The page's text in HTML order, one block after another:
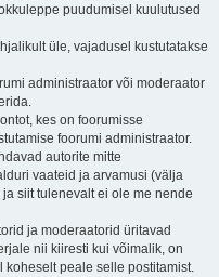
puudumisel kuulutused
üle, vajadusel kustutatakse
administraator või moderaator
kes on foorumisse
foorumi administraator.
autorite mitte
vaateid ja arvamusi (välja
siit tulenevalt ei ole me nende
ja moderaatorid üritavad
nii kiiresti kui võimalik, on
koheselt peale selle postitamist.